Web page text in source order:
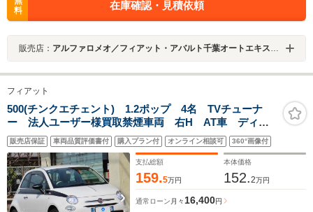
料
在庫確認・見積依頼
販売店： アルファロメオ／フィアット・アバルト千葉オートエキスパートセンター
フィアット
500(チンクエチェント) 1.2ポップ 4名 TVチューナ
ー 法人ユーザー様買取禁煙車両 右H AT車 ディス
プレイオーディオ Applecarplay/Androidauto 地デ
ジ Bカメラ Bluetooth USB ETC 前後ドラレコ
レーダー探知機 アナログメーター クルーズコントロ
ール HID
販売店保証 車両品質評価書付 購入プラン付 オンライン相談可 360°画像付
支払総額
159.5万円
本体価格
152.2万円
通常ローン 月々 16,400円